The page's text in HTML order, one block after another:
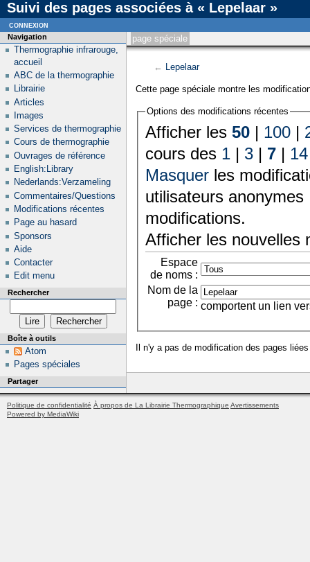
Suivi des pages associées à « Lepelaar »
page spéciale
← Lepelaar
Cette page spéciale montre les
Options des modifications récentes
Afficher les 50| 100|
cours des 1| 3| 7| 14
Masquerles
utilisateurs
modifications.
Afficher les nouvelles
Espace
de noms :
Nom de la
page : comportent un lien
Il n'y a pas de modification des pages
Navigation
Thermographie infrarouge,
accueil
ABC de la thermographie
Librairie
Articles
Images
Services de thermographie
Cours de thermographie
Ouvrages de référence
English:Library
Nederlands:Verzameling
Commentaires/Questions
Modifications récentes
Page au hasard
Sponsors
Aide
Contacter
Edit menu
Rechercher
Boîte à outils
Atom
Pages spéciales
Partager
connexion
Politique de confidentialité À propos de La Librairie Thermographique Avertissements
Powered by MediaWiki